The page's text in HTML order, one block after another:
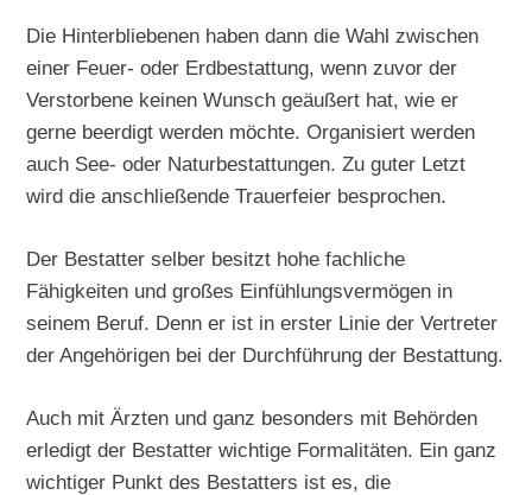
Die Hinterbliebenen haben dann die Wahl zwischen
einer Feuer- oder Erdbestattung, wenn zuvor der
Verstorbene keinen Wunsch geäußert hat, wie er
gerne beerdigt werden möchte. Organisiert werden
auch See- oder Naturbestattungen. Zu guter Letzt
wird die anschließende Trauerfeier besprochen.
Der Bestatter selber besitzt hohe fachliche
Fähigkeiten und großes Einfühlungsvermögen in
seinem Beruf. Denn er ist in erster Linie der Vertreter
der Angehörigen bei der Durchführung der Bestattung.
Auch mit Ärzten und ganz besonders mit Behörden
erledigt der Bestatter wichtige Formalitäten. Ein ganz
wichtiger Punkt des Bestatters ist es, die